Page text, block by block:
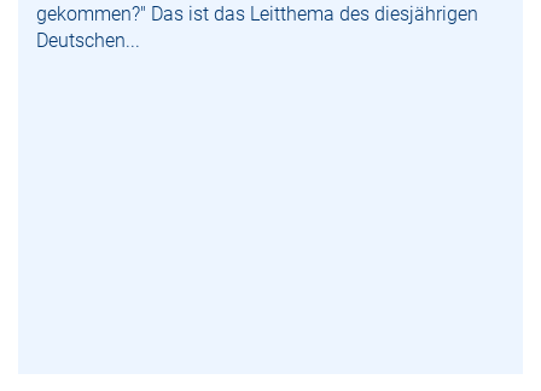
gekommen?" Das ist das Leitthema des diesjährigen
Deutschen...